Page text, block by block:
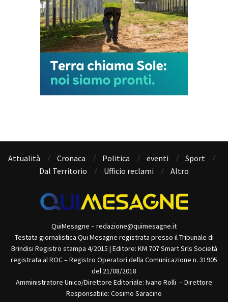
Attualità Cronaca Politica eventi
Sport
Dal Territorio
Ufficio reclami Altro
QuiMesagne – redazione@quimesagne.it
Testata giornalistica Qui Mesagne registrata presso il Tribunale di
Brindisi Registro stampa 4/2015 | Editore: KM 707 Smart Srls Società
registrata al ROC – Registro Operatori della Comunicazione n. 31905
del 21/08/2018
Amministratore Unico/Direttore Editoriale: Ivano Rolli – Direttore
Responsabile: Cosimo Saracino